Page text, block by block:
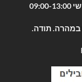
במהרה. תודה.